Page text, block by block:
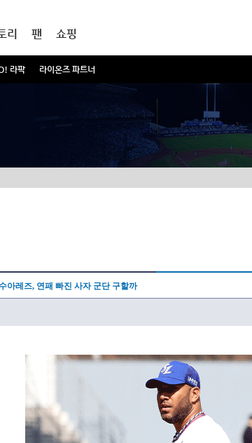
라팍 라이온즈 파트너
리 팬 쇼핑
아레즈, 연패 빠진 사자 군단 구할까